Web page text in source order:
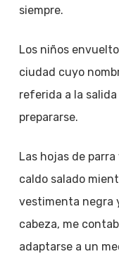
siempre.
Los niños
ciudad cuyo
referida a la
prepararse.
Las hojas de
caldo salado
vestimenta negra
cabeza, me
adaptarse a un